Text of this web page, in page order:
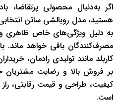
اگر به‌دنبال محصولی پرتقاضا،
هستید، مدل روبالشی ساتن
به دلیل ویژگی‌های خاص ظاهری و
مصرف‌کنندگان باقی خواهد ماند.
کاربلد مانند تولیدی رادمان،
بر فروش بالا و رضایت مشتریان
کیفیت، طراحی و قیمت رقابتی،
است.